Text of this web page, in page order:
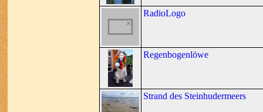
RadioLogo
Regenbogenlöwe
Strand des Steinhudermeers